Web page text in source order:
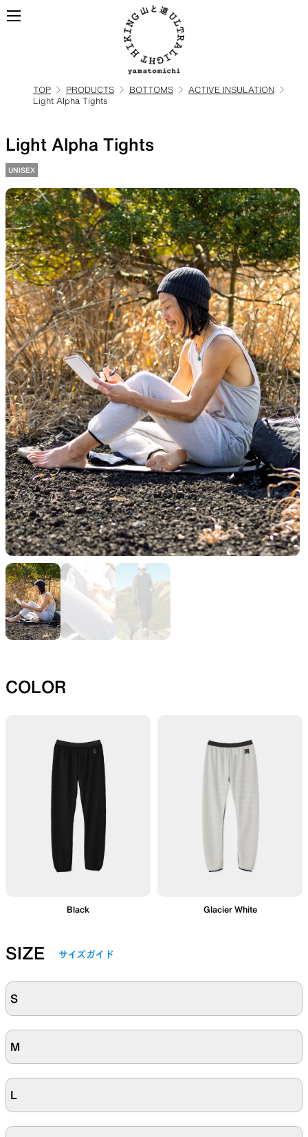
ULハイキングのためのバック
パック
TOPS
山道具として考えられたクロー
ジング
BOTTOMS
機能的な5ポケットを持つパン
ツ＆ショーツ
JACKETS
風や雨、寒さを防ぐシェル
HATS
ハイキングのためのヘッドウ
ア
ALL WEATHER
どんな状況にも対応する全天候
型行動着
ACTIVE INSULATION
SLEEPING PADS
ACCESSORIES
機能を拡張する道具
SPECIAL OFFERS
製品ロスをなくすための特別
TOP PRODUCTS BOTTOMS
ACTIVE INSULATION
Light Alpha Tights
Light Alpha Tights
UNISEX
COLOR
Black Glacier White
SIZE サイズガイド
S
M